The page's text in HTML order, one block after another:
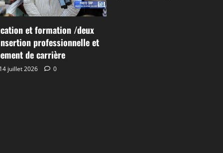
et formation /deux
professionnelle et
de carrière
juillet 2026 0